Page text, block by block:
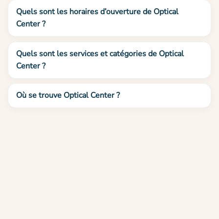
Quels sont les horaires d’ouverture de Optical
Center ?
Quels sont les services et catégories de Optical
Center ?
Où se trouve Optical Center ?